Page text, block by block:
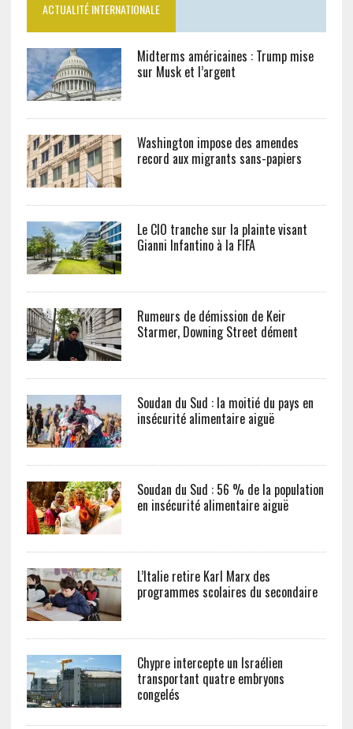
ACTUALITÉ INTERNATIONALE
Midterms américaines : Trump mise
sur Musk et l’argent
Washington impose des amendes
record aux migrants sans-papiers
Le CIO tranche sur la plainte visant
Gianni Infantino à la FIFA
Rumeurs de démission de Keir
Starmer, Downing Street dément
Soudan du Sud : la moitié du pays en
insécurité alimentaire aiguë
Soudan du Sud : 56 % de la population
en insécurité alimentaire aiguë
L’Italie retire Karl Marx des
programmes scolaires du secondaire
Chypre intercepte un Israélien
transportant quatre embryons
congelés